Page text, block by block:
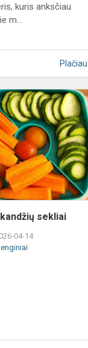
kuris anksčiau
m...
Plačiau
sekliai
04-14